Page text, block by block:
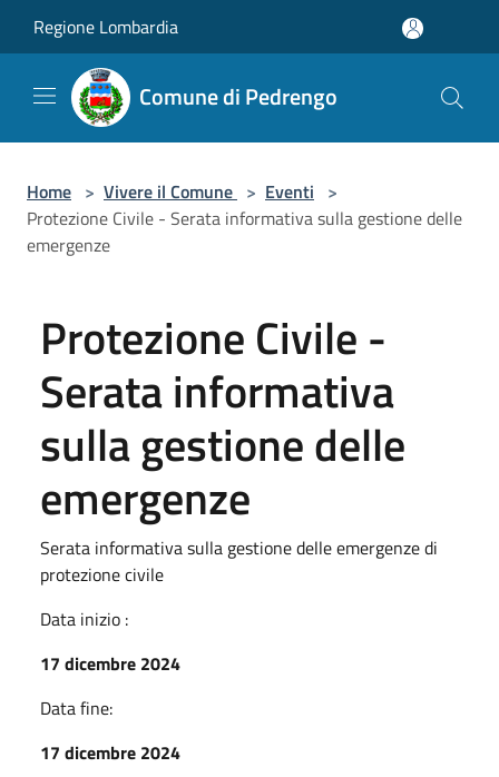
Regione Lombardia
Comune di Pedrengo
Home > Vivere il Comune > Eventi >
Protezione Civile - Serata informativa sulla gestione delle
emergenze
Protezione Civile -
Serata informativa
sulla gestione delle
emergenze
Serata informativa sulla gestione delle emergenze di
protezione civile
Data inizio :
17 dicembre 2024
Data fine:
17 dicembre 2024